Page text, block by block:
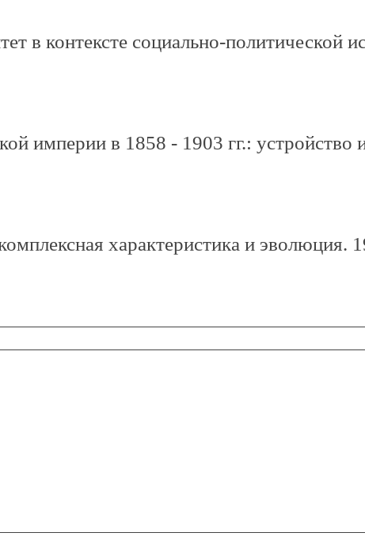
в контексте социально-политической
империи в 1858 - 1903 гг.: устройство
характеристика и эволюция.